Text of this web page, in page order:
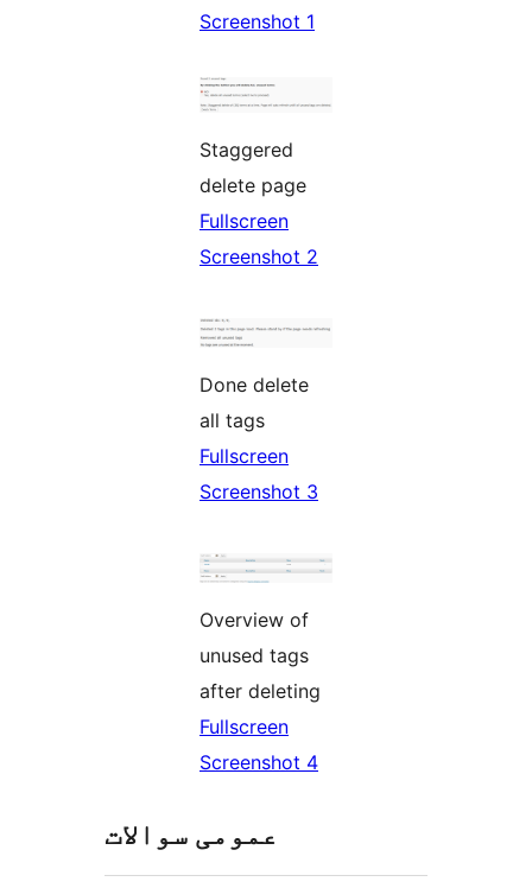
Screenshot 1
Staggered
delete page
Fullscreen
Screenshot 2
Done delete
all tags
Fullscreen
Screenshot 3
Overview of
unused tags
after deleting
Fullscreen
Screenshot 4
عمومی سوالات